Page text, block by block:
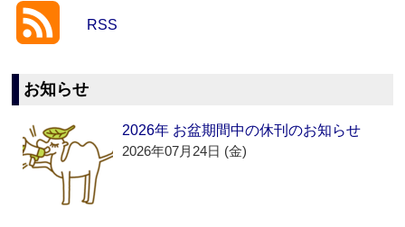
RSS
お知らせ
2026年 お盆期間中の休刊のお知らせ
2026年07月24日 (金)